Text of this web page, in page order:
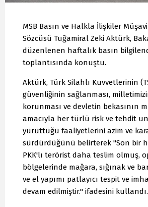
MSB Basın ve Halkla İlişkiler
Sözcüsü Tuğamiral Zeki Aktürk,
düzenlenen haftalık basın
toplantısında konuştu.
Aktürk, Türk Silahlı Kuvvetlerinin
güvenliğinin sağlanması,
korunması ve devletin bekasının
amacıyla her türlü risk ve tehdit
yürüttüğü faaliyetlerini azim ve
sürdürdüğünü belirterek "Son bir
PKK'lı terörist daha teslim olmuş,
bölgelerinde mağara, sığınak ve
ve el yapımı patlayıcı tespit ve
devam edilmiştir." ifadesini kullandı.